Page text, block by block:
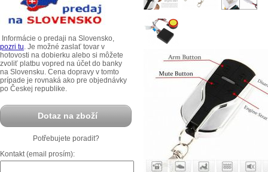
Informácie o predaji na Slovensko,
pozri tu. Je možné zaslať tovar v
hotovosti na dobierku alebo si môžete
zvoliť platbu vopred na účet do banky
na Slovensku. Cena dopravy v tomto
prípade je rovnaká ako pre objednávky
po Českej republike.
Dotaz na zboží
Potřebujete poradit?
Kontakt (email prosím):